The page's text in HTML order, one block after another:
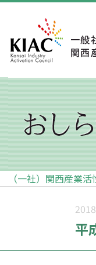
（一社）関西産業
平